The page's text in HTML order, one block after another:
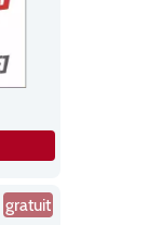
gratuit